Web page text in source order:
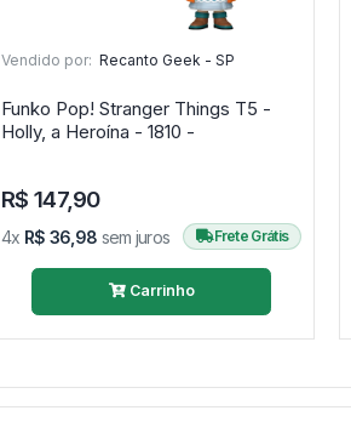
Vendido por: Recanto Geek - SP
Funko Pop! Stranger Things T5 -
Holly, a Heroína - 1810 -
R$ 147,90
4x R$ 36,98 sem juros Frete Grátis
Carrinho